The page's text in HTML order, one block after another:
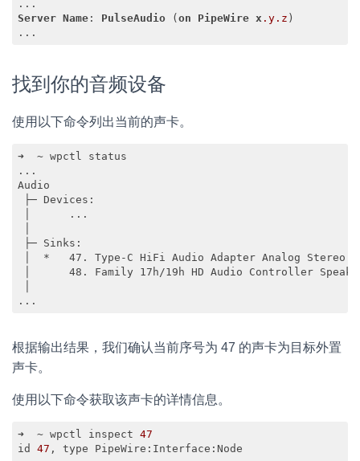
Server Name: PulseAudio (on PipeWire x .y.z )
...
找到你的音频设备
使用以下命令列出当前的声卡。
➜  ~ wpctl status
...
Audio
├─ Devices:
│      ...
├─ Sinks:
│  *   47. Type-C HiFi Audio Adapter Analog Stereo
│      48. Family 17h/19h HD Audio Controller
...
根据输出结果，我们确认当前序号为 47 的声卡为目标外置
声卡。
使用以下命令获取该声卡的详情信息。
➜  ~ wpctl inspect 47
id 47 , type PipeWire:Interface:Node